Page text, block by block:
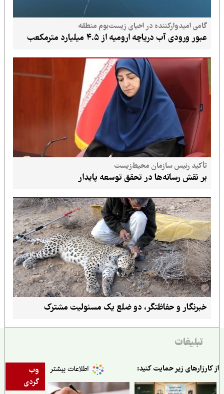
گامی امیدوارکننده در احیای زیست‌بوم منطقه
عبور ورودی آب دریاچه ارومیه از ۴.۵ میلیارد مترمکعب
تأکید رئیس سازمان محیط‌زیست
بر نقش رسانه‌ها در تحقق توسعه پایدار
خبرنگار و حفاظتگر، دو ضلع یک مسئولیت مشترک
تبلیغات
وب
گردی
زیر حمایت کنید: